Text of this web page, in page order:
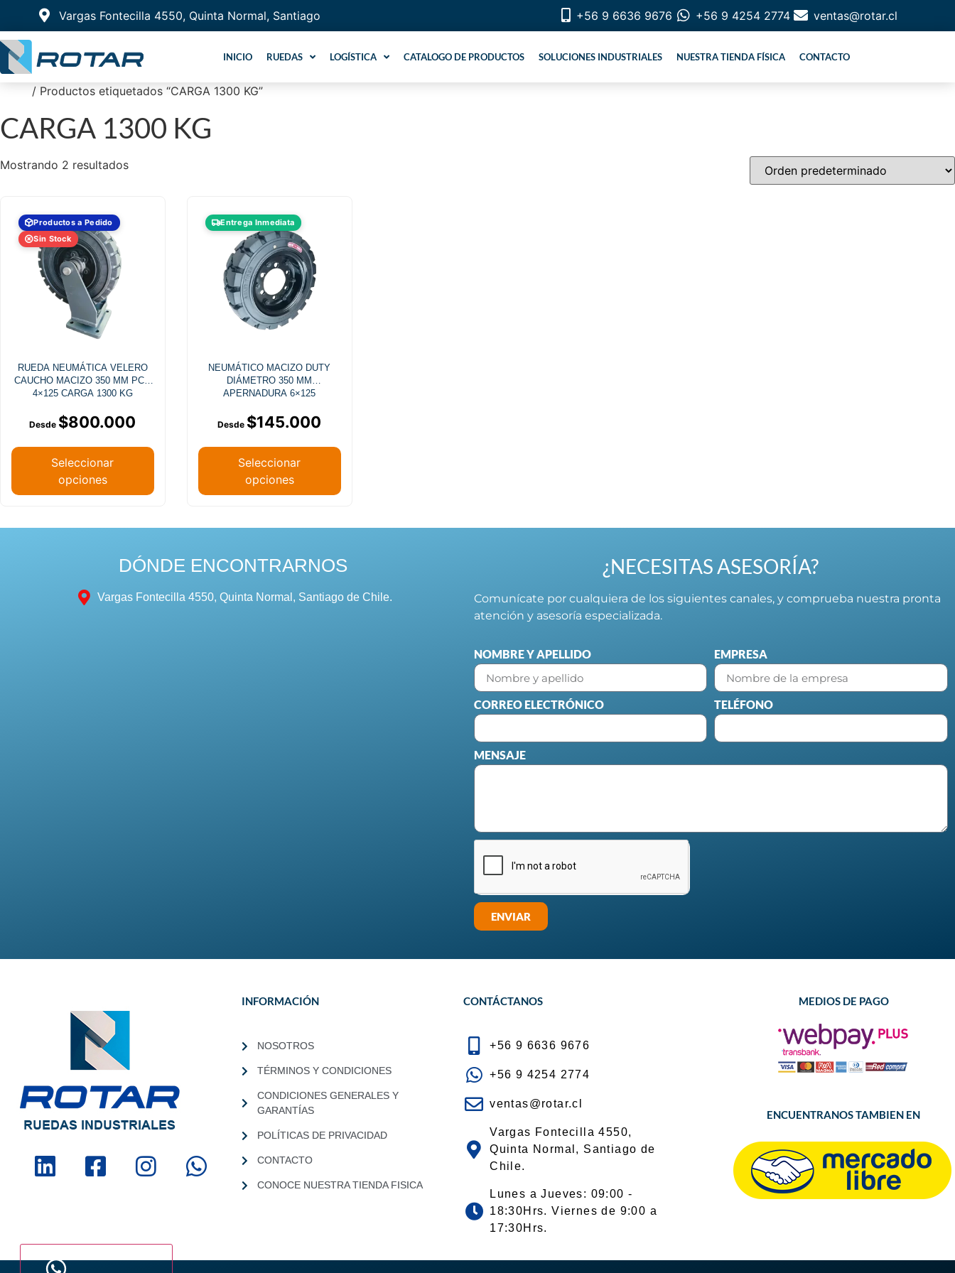
Vargas Fontecilla 4550, Quinta Normal, Santiago +56 9 6636 9676 +56 9 4254 2774 ventas@rotar.cl
INICIO RUEDAS LOGÍSTICA CATALOGO DE PRODUCTOS SOLUCIONES INDUSTRIALES NUESTRA TIENDA FÍSICA CONTACTO
/ Productos etiquetados “CARGA 1300 KG”
CARGA 1300 KG
Mostrando 2 resultados
Productos a Pedido
Sin Stock
RUEDA NEUMÁTICA VELERO
CAUCHO MACIZO 350 MM PCB
4×125 CARGA 1300 KG
$800.000
Seleccionar
opciones
Entrega Inmediata
NEUMÁTICO MACIZO DUTY
DIÁMETRO 350 MM
APERNADURA 6×125
$145.000
Seleccionar
opciones
DÓNDE ENCONTRARNOS
Vargas Fontecilla 4550, Quinta Normal, Santiago de Chile.
¿NECESITAS ASESORÍA?
Comunícate por cualquiera de los siguientes canales, y comprueba nuestra pronta
atención y asesoría especializada.
NOMBRE Y APELLIDO EMPRESA
CORREO ELECTRÓNICO TELÉFONO
MENSAJE
ENVIAR
INFORMACIÓN
NOSOTROS
TÉRMINOS Y CONDICIONES
CONDICIONES GENERALES Y
GARANTÍAS
POLÍTICAS DE PRIVACIDAD
CONTACTO
CONOCE NUESTRA TIENDA FISICA
CONTÁCTANOS
+56 9 6636 9676
+56 9 4254 2774
ventas@rotar.cl
Vargas Fontecilla 4550,
Quinta Normal, Santiago de
Chile.
Lunes a Jueves: 09:00 -
18:30Hrs. Viernes de 9:00 a
17:30Hrs.
MEDIOS DE PAGO
ENCUENTRANOS TAMBIEN EN